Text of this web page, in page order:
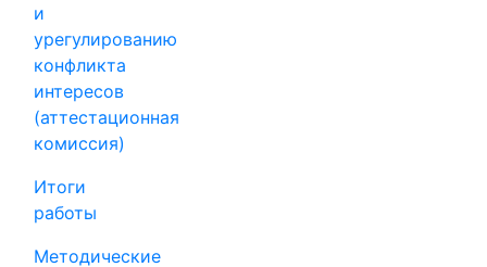
и
урегулированию
конфликта
интересов
(аттестационная
комиссия)
Итоги
работы
Методические